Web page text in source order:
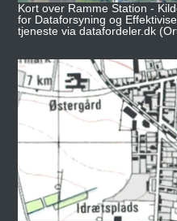
Kort over Ramme Station -
for Dataforsyning og
tjeneste via datafordeler.dk